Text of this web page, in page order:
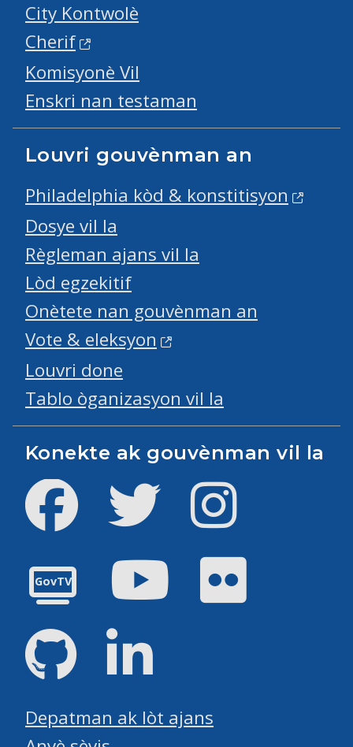
City Kontwolè
Cherif
Komisyonè Vil
Enskri nan testaman
Louvri gouvènman an
Philadelphia kòd & konstitisyon
Dosye vil la
Règleman ajans vil la
Lòd egzekitif
Onètete nan gouvènman an
Vote & eleksyon
Louvri done
Tablo òganizasyon vil la
Konekte ak gouvènman vil la
Facebook Twitter
GovTV
Youtube
GitHub
Depatman ak lòt ajans